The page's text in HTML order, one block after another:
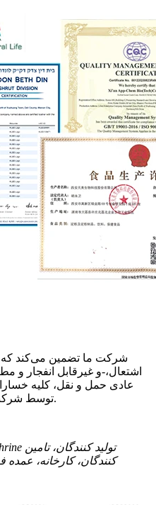
شرکت ما تضمین می‌کند که
اشتعال،-و غیرقابل انفجار و
عادی حمل و نقل، کلیه
توسط شرکت ما بر عهده شرکت ما خواهد بود.
کنندگان، کارخانه،